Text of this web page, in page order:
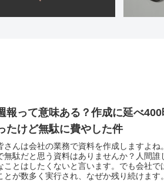
報って意味ある？作成に延べ
たけど無駄に費やした件
さんは会社の業務で資料を作成しますよね
無駄だと思う資料はありませんか？人間誰
ことはしたくないと言います。でも会社で
とが数多く実行され、なぜか残り続けます